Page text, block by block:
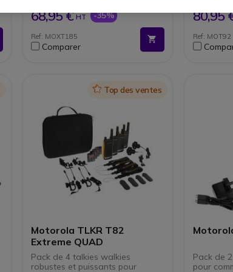
Portée : jusqu’à 8km (selon
l’environnement)
Batterie Li-Ion: autonomie de
24h
IP54 : anti poussière et
68,95 € HT -35%
Ref: MOXT185
Comparer
2023 :
Easy
80,95
Ref: MOT92
IconTop des ventes
Motorola TLKR T82
Extreme QUAD
Pack de 4 talkies walkies
robustes et puissants pour
Pack de
pour